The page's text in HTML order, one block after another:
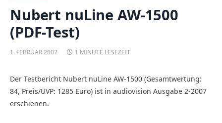
Nubert nuLine AW-1500
(PDF-Test)
1. FEBRUAR 2007 1 MINUTE LESEZEIT
Der Testbericht Nubert nuLine AW-1500 (Gesamtwertung:
84, Preis/UVP: 1285 Euro) ist in audiovision Ausgabe 2-2007
erschienen.